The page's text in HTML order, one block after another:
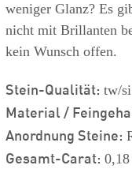
weniger Glanz? Es
nicht mit Brillanten
kein Wunsch offen.
Stein-Qualität: tw/si
Material /
Anordnung Steine:
Gesamt-Carat: